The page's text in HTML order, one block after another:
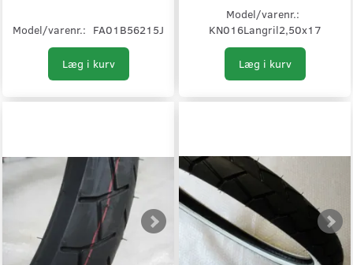
Model/varenr.: FA01B56215J
Læg i kurv
Model/varenr.:
KN016Langril2,50x17
Læg i kurv